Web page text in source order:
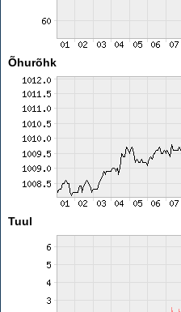
Õhurõhk
Tuul